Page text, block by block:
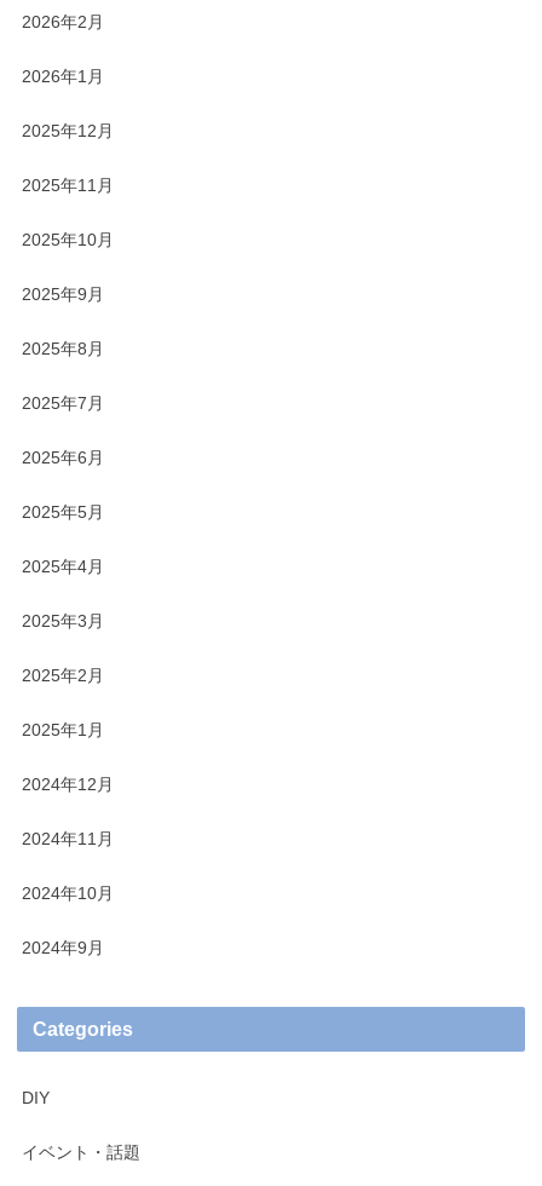
2026年2月
2026年1月
2025年12月
2025年11月
2025年10月
2025年9月
2025年8月
2025年7月
2025年6月
2025年5月
2025年4月
2025年3月
2025年2月
2025年1月
2024年12月
2024年11月
2024年10月
2024年9月
Categories
DIY
イベント・話題